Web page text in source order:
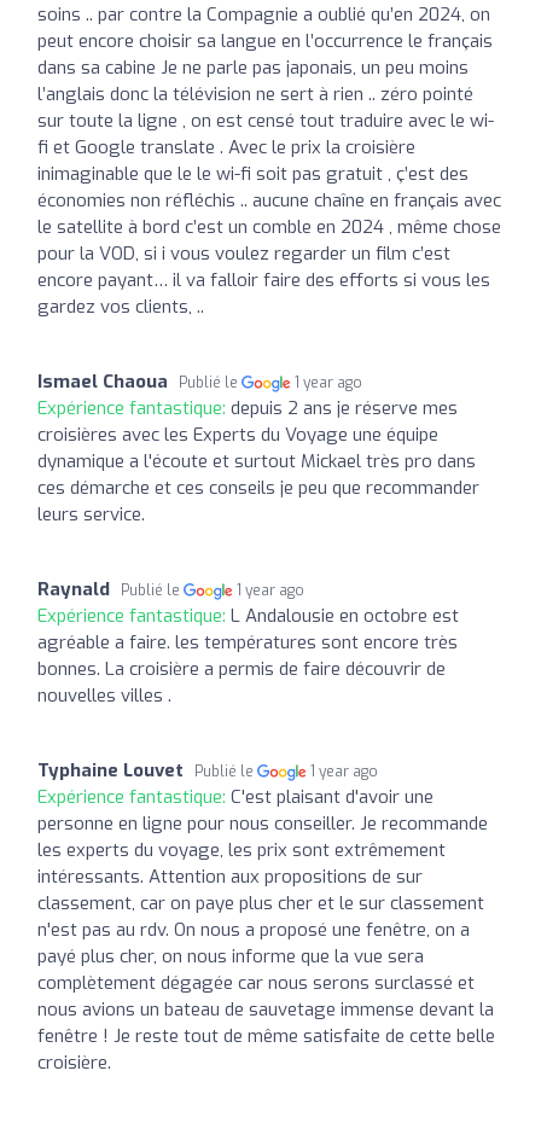
soins .. par contre la Compagnie a oublié qu’en 2024, on
peut encore choisir sa langue en l’occurrence le français
dans sa cabine Je ne parle pas japonais, un peu moins
l’anglais donc la télévision ne sert à rien .. zéro pointé
sur toute la ligne , on est censé tout traduire avec le wi-
fi et Google translate . Avec le prix la croisière
inimaginable que le le wi-fi soit pas gratuit , ç’est des
économies non réfléchis .. aucune chaîne en français avec
le satellite à bord c’est un comble en 2024 , même chose
pour la VOD, si i vous voulez regarder un film c’est
encore payant… il va falloir faire des efforts si vous les
gardez vos clients, ..
Ismael Chaoua Publié le 1 year ago
Expérience fantastique: depuis 2 ans je réserve mes
croisières avec les Experts du Voyage une équipe
dynamique a l'écoute et surtout Mickael très pro dans
ces démarche et ces conseils je peu que recommander
leurs service.
Raynald Publié le 1 year ago
Expérience fantastique: L Andalousie en octobre est
agréable a faire. les températures sont encore très
bonnes. La croisière a permis de faire découvrir de
nouvelles villes .
Typhaine Louvet Publié le 1 year ago
Expérience fantastique: C'est plaisant d'avoir une
personne en ligne pour nous conseiller. Je recommande
les experts du voyage, les prix sont extrêmement
intéressants. Attention aux propositions de sur
classement, car on paye plus cher et le sur classement
n'est pas au rdv. On nous a proposé une fenêtre, on a
payé plus cher, on nous informe que la vue sera
complètement dégagée car nous serons surclassé et
nous avions un bateau de sauvetage immense devant la
fenêtre ! Je reste tout de même satisfaite de cette belle
croisière.